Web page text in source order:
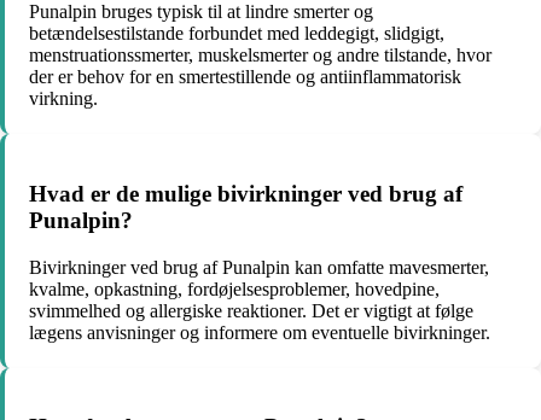
Punalpin bruges typisk til at lindre smerter og
betændelsestilstande forbundet med leddegigt, slidgigt,
menstruationssmerter, muskelsmerter og andre tilstande, hvor
der er behov for en smertestillende og antiinflammatorisk
virkning.
Hvad er de mulige bivirkninger ved brug af
Punalpin?
Bivirkninger ved brug af Punalpin kan omfatte mavesmerter,
kvalme, opkastning, fordøjelsesproblemer, hovedpine,
svimmelhed og allergiske reaktioner. Det er vigtigt at følge
lægens anvisninger og informere om eventuelle bivirkninger.